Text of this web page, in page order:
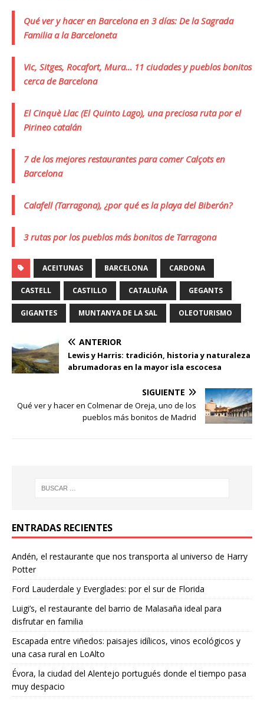
Qué ver y hacer en Barcelona en 3 días: De la Sagrada
Familia a la Barceloneta
Vic, Sitges, Rocafort, Mura… 11 ciudades y pueblos bonitos
cerca de Barcelona
El Cinquè Llac (El Quinto Lago), una preciosa ruta por el
Pirineo catalán
7 de los mejores restaurantes para comer Calçots en
Barcelona
Calafell (Tarragona), ¿por qué es la playa del Biberón?
3 rutas por los pueblos más bonitos de Tarragona
ACEITUNAS BARCELONA CARDONA
CASTELL CASTILLO CATALUÑA GEGANTS
GIGANTES MUNTANYA DE LA SAL OLEOTURISMO
ANTERIOR
Lewis y Harris: tradición, historia y naturaleza
abrumadoras en la mayor isla escocesa
SIGUIENTE
Qué ver y hacer en Colmenar de Oreja, uno de los
pueblos más bonitos de Madrid
ENTRADAS RECIENTES
Andén, el restaurante que nos transporta al universo de Harry
Potter
Ford Lauderdale y Everglades: por el sur de Florida
Luigi’s, el restaurante del barrio de Malasaña ideal para
disfrutar en familia
Escapada entre viñedos: paisajes idílicos, vinos ecológicos y
una casa rural en LoAlto
Évora, la ciudad del Alentejo portugués donde el tiempo pasa
muy despacio